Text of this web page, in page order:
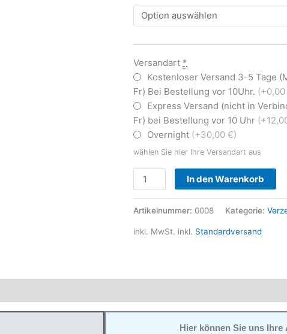
Versandart *
Kostenloser Versand 3-5 Tage
Fr) Bei Bestellung vor 10Uhr.
Express Versand (nicht in
Fr) bei Bestellung vor 10 Uhr
Overnight (+30,00 €)
wählen Sie hier Ihre Versandart aus
In den Warenkorb
Artikelnummer: 0008 Kategorie:
inkl. MwSt. inkl. Standardversand
Hier können Sie uns